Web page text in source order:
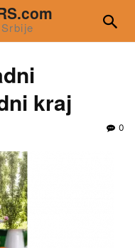
kraj
0